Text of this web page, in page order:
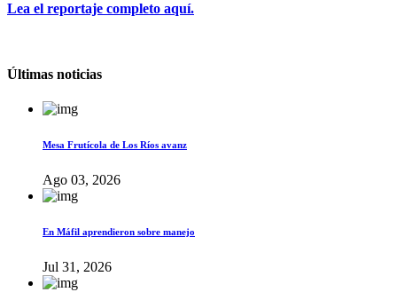
Lea el reportaje completo aquí.
Últimas noticias
Mesa Frutícola de Los Ríos avanz
Ago 03, 2026
En Máfil aprendieron sobre manejo
Jul 31, 2026